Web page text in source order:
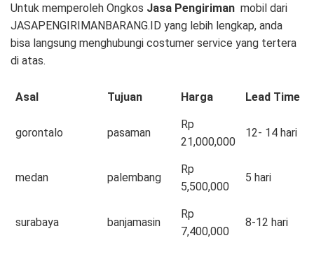
Untuk memperoleh Ongkos Jasa Pengiriman mobil dari
JASAPENGIRIMANBARANG.ID yang lebih lengkap, anda
bisa langsung menghubungi costumer service yang tertera
di atas.
Asal Tujuan Harga Lead Time
gorontalo pasaman
Rp
21,000,000
12- 14 hari
medan palembang
Rp
5,500,000
5 hari
surabaya banjamasin
Rp
7,400,000
8-12 hari